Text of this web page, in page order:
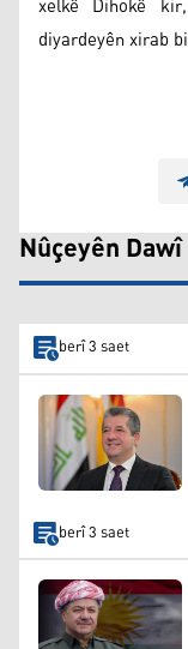
diyardeyên xirab
Nûçeyên Dawî
berî 3 saet
berî 3 saet